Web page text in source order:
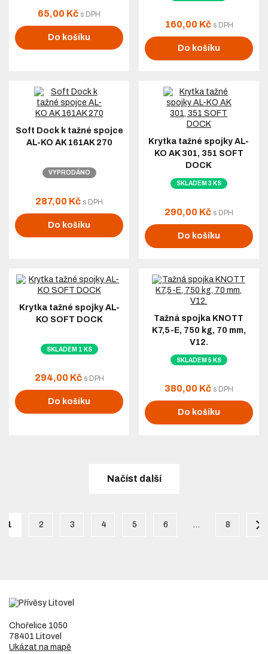
65,00 Kč s DPH
Do košíku
160,00 Kč s DPH
Do košíku
Soft Dock k tažné spojce
AL-KO AK 161AK 270
VYPRODÁNO
287,00 Kč s DPH
Do košíku
Krytka tažné spojky AL-
KO AK 301, 351 SOFT
DOCK
SKLADEM 3 KS
290,00 Kč s DPH
Do košíku
Krytka tažné spojky AL-
KO SOFT DOCK
SKLADEM 1 KS
294,00 Kč s DPH
Do košíku
Tažná spojka KNOTT
K7,5-E, 750 kg, 70 mm,
V12.
SKLADEM 5 KS
380,00 Kč s DPH
Do košíku
Načíst další
1 2 3 4 5 6 … 8
Chořelice 1050
78401 Litovel
Ukázat na mapě